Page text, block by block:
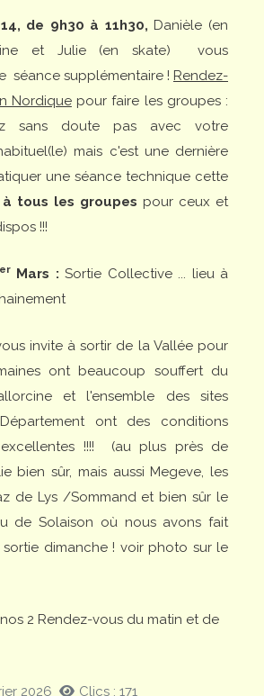
de 9h30 à 11h30, Danièle (en
et Julie (en skate) vous
séance supplémentaire ! Rendez-
Nordiquepour faire les groupes :
sans doute pas avec votre
mais c'est une dernière
une séance technique cette
tous les groupes pour ceux et
!!!
erMars :Sortie Collective ... lieu à
invite à sortir de la Vallée pour
ont beaucoup souffert du
et l'ensemble des sites
ont des conditions
excellentes !!!! (au plus près de
bien sûr, mais aussi Megeve, les
de Lys /Sommand et bien sûr le
de Solaison où nous avons fait
dimanche ! voir photo sur le
2 Rendez-vous du matin et de
2026 Clics : 171